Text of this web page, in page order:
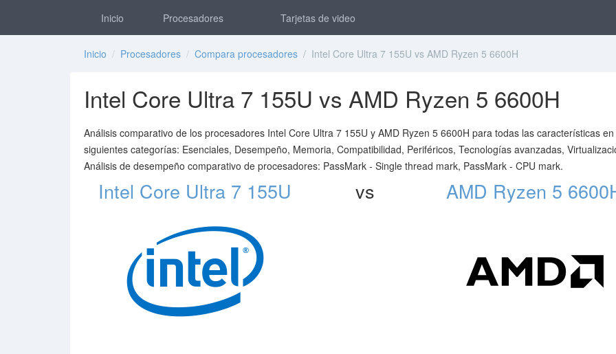
Inicio Procesadores Tarjetas de video
Inicio / Procesadores / Compara procesadores / Intel Core Ultra 7 155U vs AMD Ryzen 5 6600H
Intel Core Ultra 7 155U vs AMD Ryzen 5 6600H
Análisis comparativo de los procesadores Intel Core Ultra 7 155U y AMD Ryzen 5 6600H para todas las características
siguientes categorías: Esenciales, Desempeño, Memoria, Compatibilidad, Periféricos, Tecnologías avanzadas,
Análisis de desempeño comparativo de procesadores: PassMark - Single thread mark, PassMark - CPU mark.
Intel Core Ultra 7 155U vs AMD Ryzen 5